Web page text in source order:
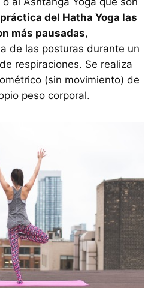
del Hatha Yoga las
más pausadas,
de las posturas durante un
respiraciones. Se realiza
(sin movimiento) de
peso corporal.